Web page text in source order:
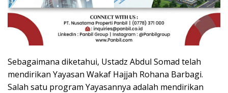
Sebagaimana diketahui, Ustadz Abdul Somad telah
mendirikan Yayasan Wakaf Hajjah Rohana Barbagi.
Salah satu program Yayasannya adalah mendirikan